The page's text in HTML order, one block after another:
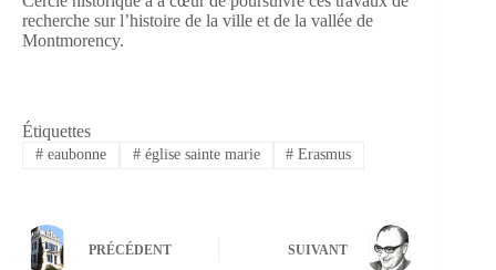
recherche sur l’histoire de la ville et de la vallée de
Montmorency.
Étiquettes
#eaubonne #église sainte marie # Erasmus
PRÉCÉDENT SUIVANT